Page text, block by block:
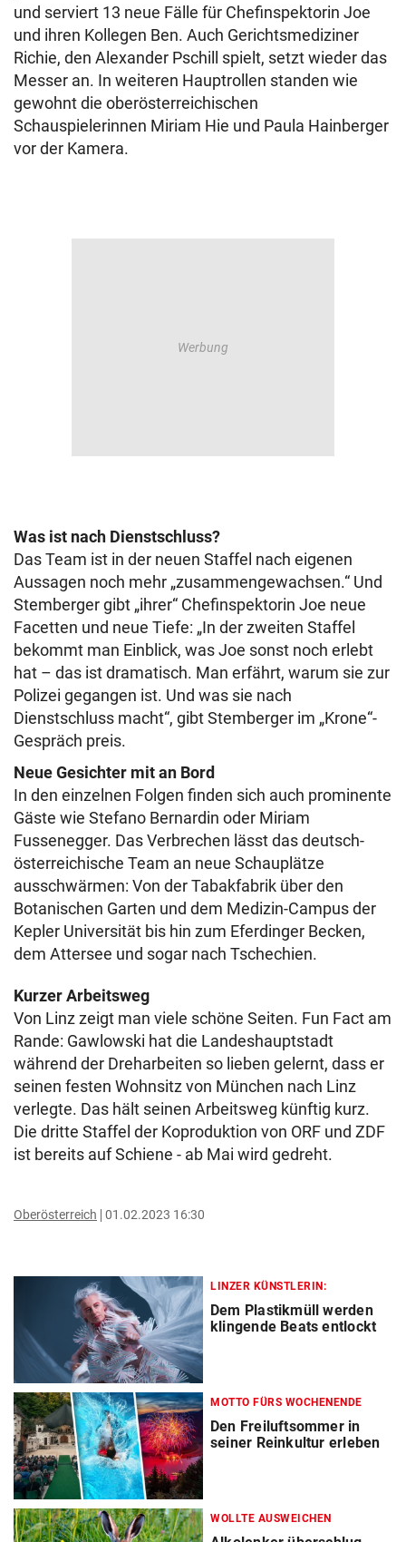
und serviert 13 neue Fälle für Chefinspektorin Joe
und ihren Kollegen Ben. Auch Gerichtsmediziner
Richie, den Alexander Pschill spielt, setzt wieder das
Messer an. In weiteren Hauptrollen standen wie
gewohnt die oberösterreichischen
Schauspielerinnen Miriam Hie und Paula Hainberger
vor der Kamera.
Was ist nach Dienstschluss?
Das Team ist in der neuen Staffel nach eigenen
Aussagen noch mehr „zusammengewachsen.“ Und
Stemberger gibt „ihrer“ Chefinspektorin Joe neue
Facetten und neue Tiefe: „In der zweiten Staffel
bekommt man Einblick, was Joe sonst noch erlebt
hat – das ist dramatisch. Man erfährt, warum sie zur
Polizei gegangen ist. Und was sie nach
Dienstschluss macht“, gibt Stemberger im „Krone“-
Gespräch preis.
Neue Gesichter mit an Bord
In den einzelnen Folgen finden sich auch prominente
Gäste wie Stefano Bernardin oder Miriam
Fussenegger. Das Verbrechen lässt das deutsch-
österreichische Team an neue Schauplätze
ausschwärmen: Von der Tabakfabrik über den
Botanischen Garten und dem Medizin-Campus der
Kepler Universität bis hin zum Eferdinger Becken,
dem Attersee und sogar nach Tschechien.
Kurzer Arbeitsweg
Von Linz zeigt man viele schöne Seiten. Fun Fact am
Rande: Gawlowski hat die Landeshauptstadt
während der Dreharbeiten so lieben gelernt, dass er
seinen festen Wohnsitz von München nach Linz
verlegte. Das hält seinen Arbeitsweg künftig kurz.
Die dritte Staffel der Koproduktion von ORF und ZDF
ist bereits auf Schiene - ab Mai wird gedreht.
Oberösterreich 01.02.2023 16:30
LINZER KÜNSTLERIN:
Dem Plastikmüll werden
klingende Beats entlockt
MOTTO FÜRS WOCHENENDE
Den Freiluftsommer in
seiner Reinkultur erleben
WOLLTE AUSWEICHEN